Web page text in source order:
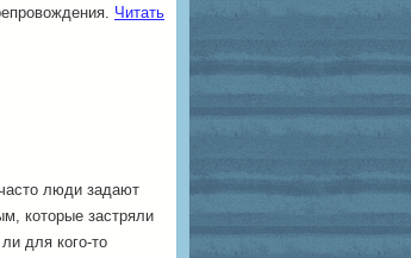
Читать
люди задают
которые застряли
для кого-то